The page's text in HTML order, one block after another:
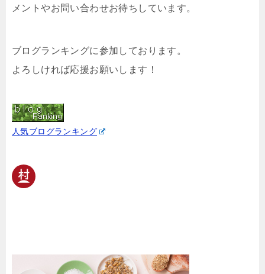
メントやお問い合わせお待ちしています。
ブログランキングに参加しております。
よろしければ応援お願いします！
人気ブログランキング